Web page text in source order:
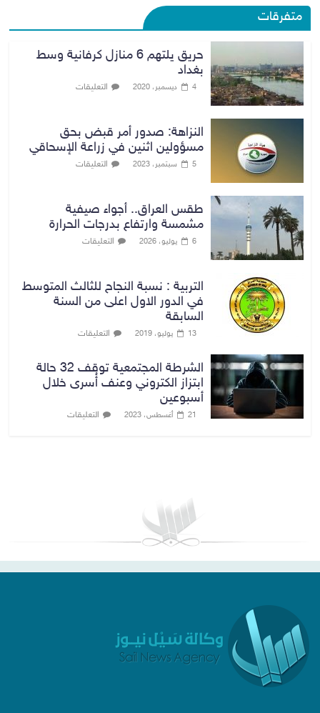
متفرقات
حريق يلتهم 6 منازل كرفانية وسط
بغداد
4 ديسمبر، 2020 التعليقات
النزاهة: صدور أمر قبض بحق
مسؤولين اثنين في زراعة الإسحاقي
5 سبتمبر، 2023 التعليقات
طقس العراق.. أجواء صيفية
مشمسة وارتفاع بدرجات الحرارة
6 يوليو، 2026 التعليقات
التربية : نسبة النجاح للثالث المتوسط
في الدور الاول اعلى من السنة
السابقة
13 يوليو، 2019 التعليقات
الشرطة المجتمعية توقف 32 حالة
ابتزاز الكتروني وعنف أُسرى خلال
أسبوعين
21 أغسطس، 2023 التعليقات